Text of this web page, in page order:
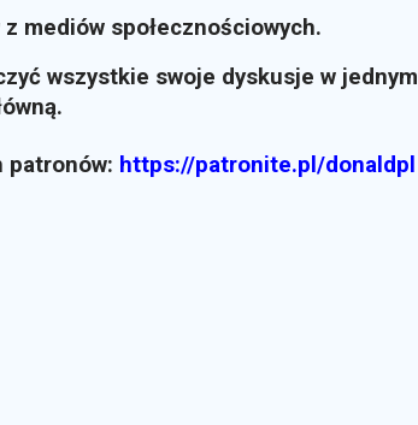
mediów społecznościowych.
wszystkie swoje dyskusje w jednym
patronów: https://patronite.pl/donaldpl